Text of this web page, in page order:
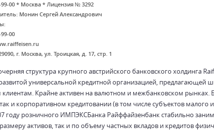
99-00 * Москва * Лицензия № 3292
Монин Сергей Александрович
00
г. Москва, ул. Троицкая, д. 17, стр. 1
структура крупного австрийского банковского холдинга
универсальной кредитной организацией, предлагающей
Крайне активен на валютном и межбанковском рынках.
и корпоративном кредитовании (в том числе субъектов малого
году розничного ИМПЭКСБанка Райффайзенбанк стабильно
активов, так и по объему частных вкладов и кредитов